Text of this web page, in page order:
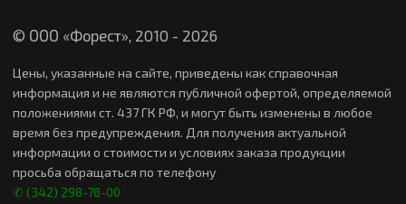
© ООО «Форест», 2010 - 2026
Цены, указанные на сайте, приведены как справочная
информация и не являются публичной офертой, определяемой
положениями ст. 437 ГК РФ, и могут быть изменены в любое
время без предупреждения. Для получения актуальной
информации о стоимости и условиях заказа продукции
просьба обращаться по телефону
✆ (342) 298-78-00